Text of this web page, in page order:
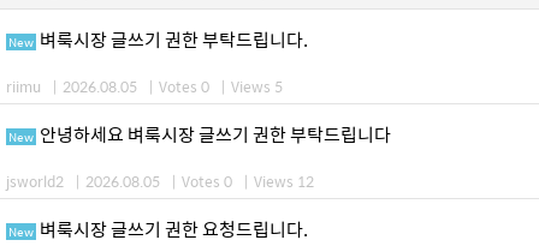
New 벼룩시장 글쓰기 권한 부탁드립니다.
riimu | 2026.08.05 | Votes 0 | Views 5
New 안녕하세요 벼룩시장 글쓰기 권한 부탁드립니다
jsworld2 | 2026.08.05 | Votes 0 | Views 12
New 벼룩시장 글쓰기 권한 요청드립니다.